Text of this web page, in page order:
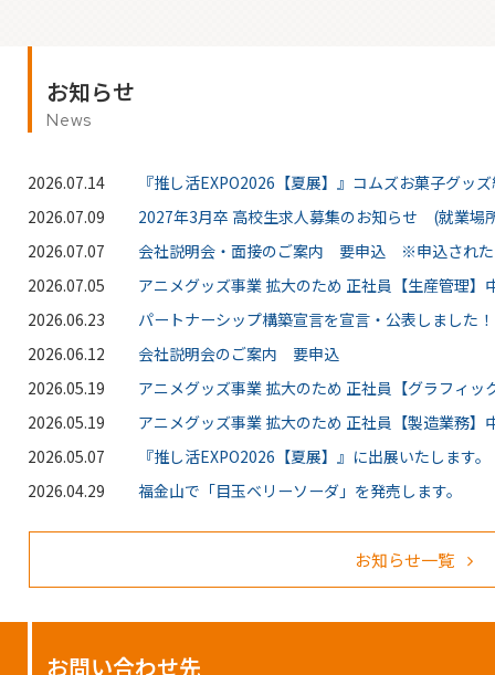
お知らせ
News
2026.07.14
『推し活EXPO2026【夏展】』コムズお菓子グッ
2026.07.09
2027年3月卒 高校生求人募集のお知らせ (就業場
2026.07.07
会社説明会・面接のご案内 要申込 ※申込された
2026.07.05
アニメグッズ事業 拡大のため 正社員【生産管理】
2026.06.23
パートナーシップ構築宣言を宣言・公表しました！
2026.06.12
会社説明会のご案内 要申込
2026.05.19
アニメグッズ事業 拡大のため 正社員【グラフィッ
2026.05.19
アニメグッズ事業 拡大のため 正社員【製造業務】
2026.05.07
『推し活EXPO2026【夏展】』に出展いたします。
2026.04.29
福金山で「目玉ベリーソーダ」を発売します。
お知らせ一覧
お問い合わせ先